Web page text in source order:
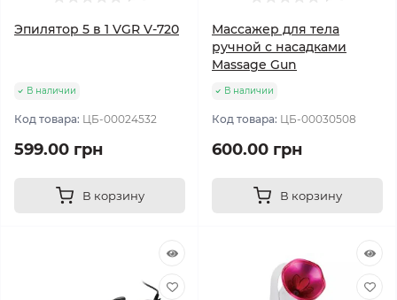
Эпилятор 5 в 1 VGR V-720
В наличии
Код товара: ЦБ-00024532
599.00 грн
В корзину
Массажер для тела
ручной с насадками
Massage Gun
В наличии
Код товара: ЦБ-00030508
600.00 грн
В корзину